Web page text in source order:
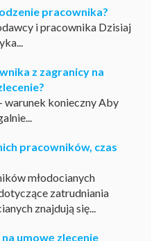
pracownika?
i pracownika Dzisiaj
z zagranicy na
warunek konieczny Aby
pracowników, czas
młodocianych
zatrudniania
znajdują się...
umowę zlecenie